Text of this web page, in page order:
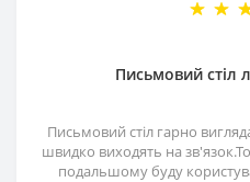
Письмовий стіл
Письмовий стіл гарно
швидко виходять на
подальшому буду